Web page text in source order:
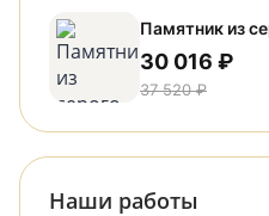
30 016 ₽
37 520 ₽
Наши работы